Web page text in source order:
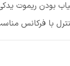
بودن ریموت
با فرکانس